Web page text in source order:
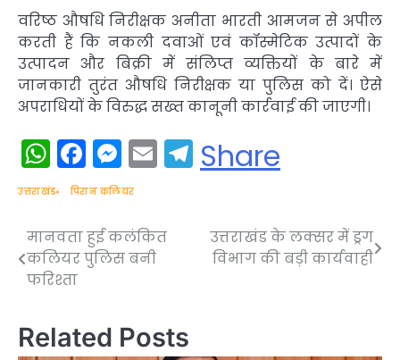
वरिष्ठ औषधि निरीक्षक अनीता भारती आमजन से अपील
करती हैं कि नकली दवाओं एवं कॉस्मेटिक उत्पादों के
उत्पादन और बिक्री में संलिप्त व्यक्तियों के बारे में
जानकारी तुरंत औषधि निरीक्षक या पुलिस को दें। ऐसे
अपराधियों के विरुद्ध सख्त कानूनी कार्रवाई की जाएगी।
WhatsApp
Facebook
Messenger
EmailTelegram
Share
उत्तराखंड पिरान कलियर
Post
navigation
मानवता हुई कलंकित
कलियर पुलिस बनी
फरिश्ता
उत्तराखंड के लक्सर में ड्रग
विभाग की बड़ी कार्यवाही
Related Posts